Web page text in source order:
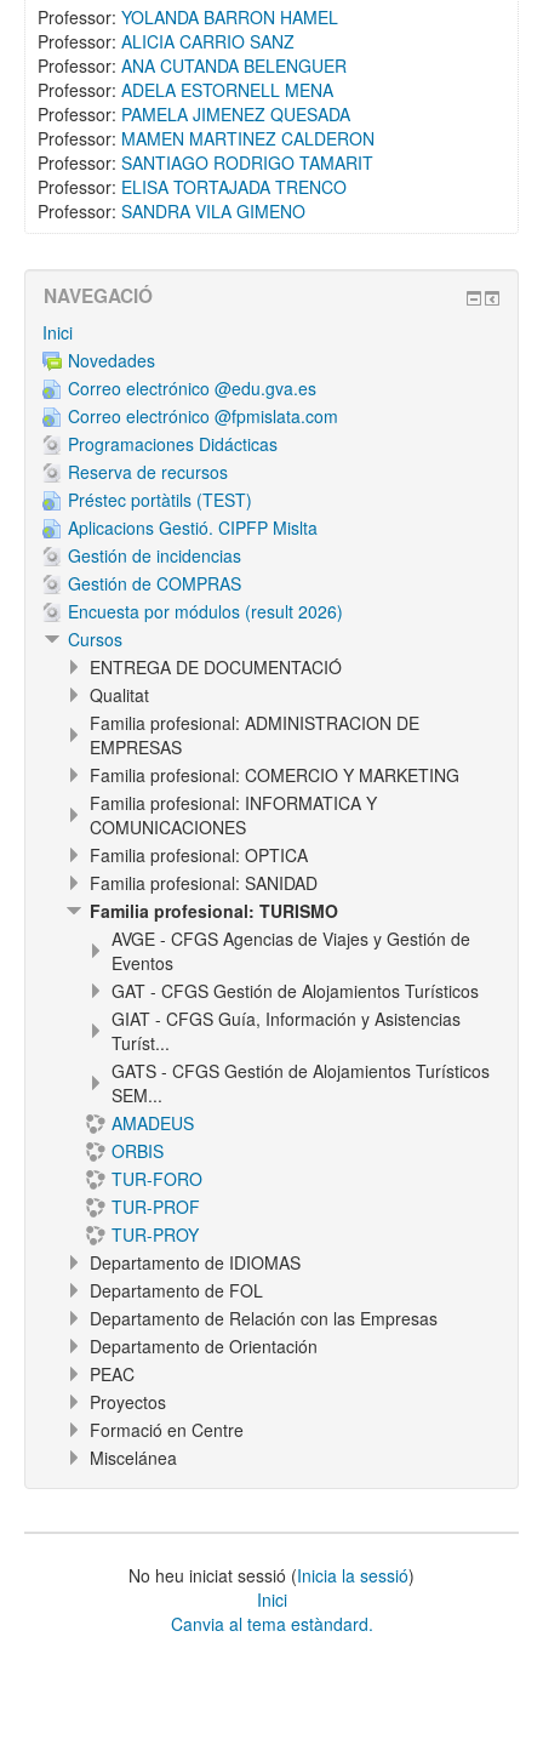
Professor: YOLANDA BARRON HAMEL
Professor: ALICIA CARRIO SANZ
Professor: ANA CUTANDA BELENGUER
Professor: ADELA ESTORNELL MENA
Professor: PAMELA JIMENEZ QUESADA
Professor: MAMEN MARTINEZ CALDERON
Professor: SANTIAGO RODRIGO TAMARIT
Professor: ELISA TORTAJADA TRENCO
Professor: SANDRA VILA GIMENO
NAVEGACIÓ
Inici
Novedades
Correo electrónico @edu.gva.es
Correo electrónico @fpmislata.com
Programaciones Didácticas
Reserva de recursos
Préstec portàtils (TEST)
Aplicacions Gestió. CIPFP Mislta
Gestión de incidencias
Gestión de COMPRAS
Encuesta por módulos (result 2026)
Cursos
ENTREGA DE DOCUMENTACIÓ
Qualitat
Familia profesional: ADMINISTRACION DE
EMPRESAS
Familia profesional: COMERCIO Y MARKETING
Familia profesional: INFORMATICA Y
COMUNICACIONES
Familia profesional: OPTICA
Familia profesional: SANIDAD
Familia profesional: TURISMO
AVGE - CFGS Agencias de Viajes y Gestión de
Eventos
GAT - CFGS Gestión de Alojamientos Turísticos
GIAT - CFGS Guía, Información y Asistencias
Turíst...
GATS - CFGS Gestión de Alojamientos Turísticos
SEM...
AMADEUS
ORBIS
TUR-FORO
TUR-PROF
TUR-PROY
Departamento de IDIOMAS
Departamento de FOL
Departamento de Relación con las Empresas
Departamento de Orientación
PEAC
Proyectos
Formació en Centre
Miscelánea
No heu iniciat sessió (Inicia la sessió)
Inici
Canvia al tema estàndard.